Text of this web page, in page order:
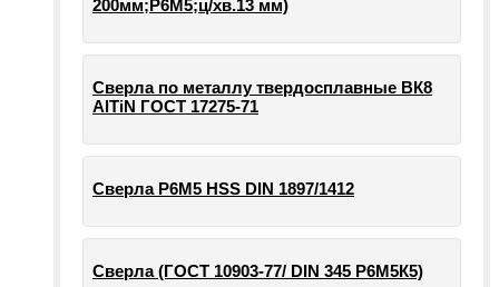
200мм;Р6М5;ц/хв.13 мм)
Сверла по металлу твердосплавные ВК8
AlTiN ГОСТ 17275-71
Сверла Р6М5 HSS DIN 1897/1412
Сверла (ГОСТ 10903-77/ DIN 345 Р6М5К5)